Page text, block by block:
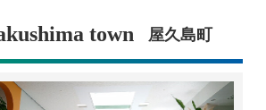
town 屋久島町